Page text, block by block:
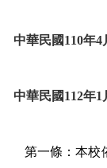
中華民國110年
中華民國112年
第一條：本校